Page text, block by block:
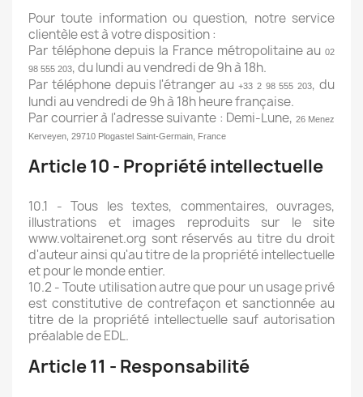
Pour toute information ou question, notre service
clientèle est à votre disposition :
Par téléphone depuis la France métropolitaine au 02
98 555 203, du lundi au vendredi de 9h à 18h.
Par téléphone depuis l'étranger au +33 2 98 555 203, du
lundi au vendredi de 9h à 18h heure française.
Par courrier à l'adresse suivante : Demi-Lune, 26 Menez
Kerveyen, 29710 Plogastel Saint-Germain, France
Article 10 - Propriété intellectuelle
10.1 - Tous les textes, commentaires, ouvrages,
illustrations et images reproduits sur le site
www.voltairenet.org sont réservés au titre du droit
d'auteur ainsi qu'au titre de la propriété intellectuelle
et pour le monde entier.
10.2 - Toute utilisation autre que pour un usage privé
est constitutive de contrefaçon et sanctionnée au
titre de la propriété intellectuelle sauf autorisation
préalable de EDL.
Article 11 - Responsabilité